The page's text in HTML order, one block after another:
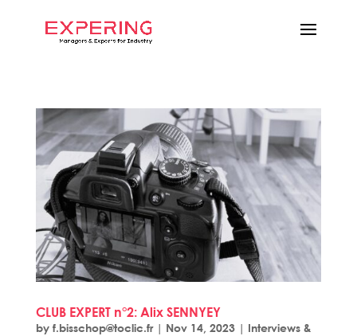
CLUB EXPERT n°2: Alix SENNYEY
by f.bisschop@toclic.fr| Nov 14, 2023| Interviews &